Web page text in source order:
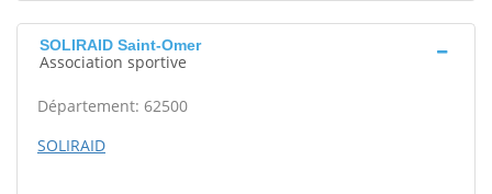
SOLIRAID Saint-Omer
Association sportive
Département: 62500
SOLIRAID